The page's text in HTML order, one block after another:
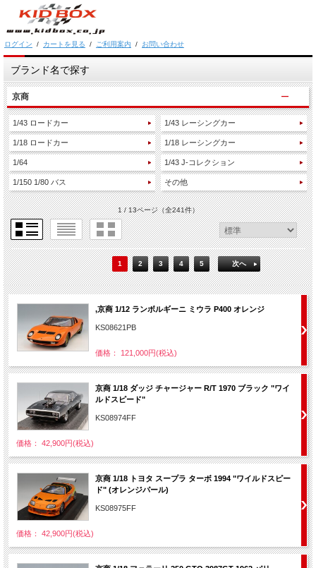
ログイン / カートを見る / ご利用案内 / お問い合わせ
ブランド名で探す
京商
1/43 ロードカー
1/18 ロードカー
1/64
1/150 1/80 バス
1/43 レーシングカー
1/18 レーシングカー
1/43 J-コレクション
その他
1 / 13ページ（全241件）
1 2 3 4 5 次へ
,京商 1/12 ランボルギーニ ミウラ P400 オレンジ
KS08621PB
価格： 121,000円(税込)
京商 1/18 ダッジ チャージャー R/T 1970 ブラック "ワイ
ルドスピード"
KS08974FF
価格： 42,900円(税込)
京商 1/18 トヨタ スープラ ターボ 1994 "ワイルドスピー
ド" (オレンジパール)
KS08975FF
価格： 42,900円(税込)